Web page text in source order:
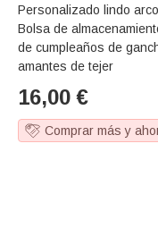
Personalizado lindo
Bolsa de
de cumpleaños de
amantes de tejer
16,00 €
Comprar más y